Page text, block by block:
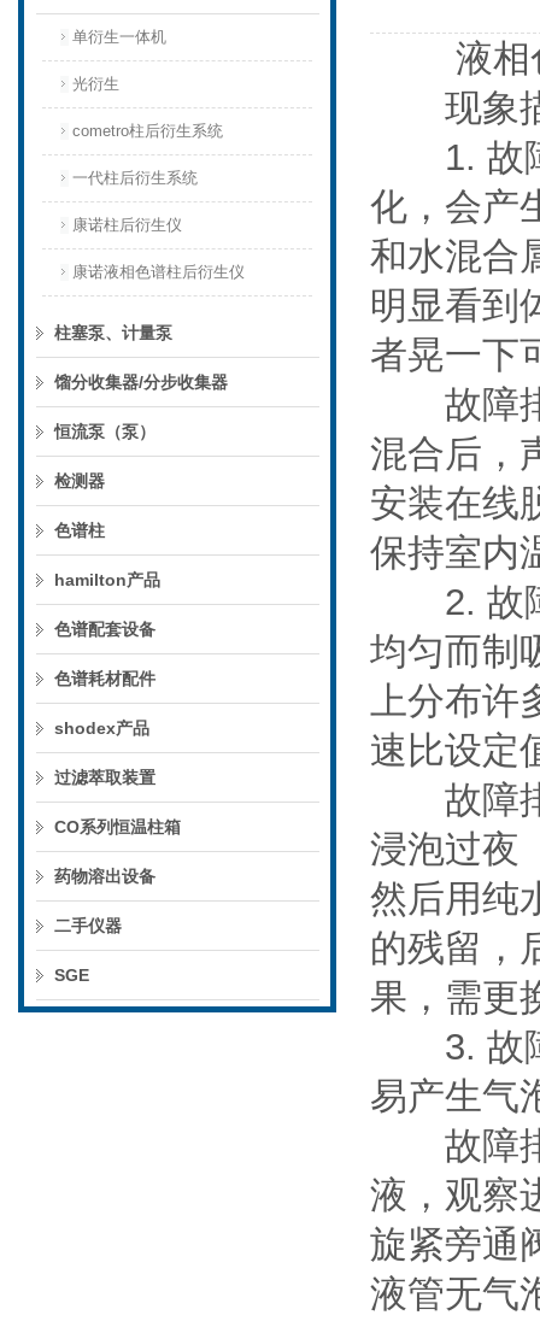
单衍生一体机
光衍生
cometro柱后衍生系统
一代柱后衍生系统
康诺柱后衍生仪
康诺液相色谱柱后衍生仪
柱塞泵、计量泵
馏分收集器/分步收集器
恒流泵（泵）
检测器
色谱柱
hamilton产品
色谱配套设备
色谱耗材配件
shodex产品
过滤萃取装置
CO系列恒温柱箱
药物溶出设备
二手仪器
SGE
液相色
现象
1. 故障
化，会产
和水混合
明显看到
者晃一下
故障排
混合后，
安装在线
保持室内
2. 故障
均匀而制
上分布许
速比设定
故障排
浸泡过夜
然后用纯
的残留，
果，需更
3. 故障
易产生气
故障排
液，观察
旋紧旁通
液管无气